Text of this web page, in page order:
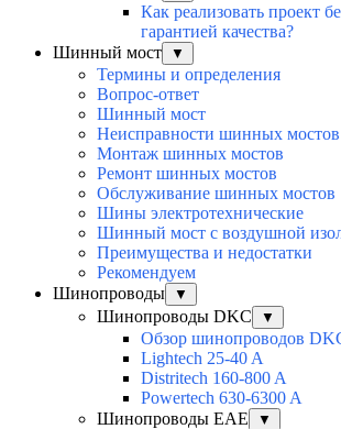
Как реализовать проект
гарантией качества?
Шинный мост
▼
Термины и определения
Вопрос-ответ
Шинный мост
Неисправности шинных мостов
Монтаж шинных мостов
Ремонт шинных мостов
Обслуживание шинных мостов
Шины электротехнические
Шинный мост с воздушной
Преимущества и недостатки
Рекомендуем
Шинопроводы
▼
Шинопроводы DKC ▼
Обзор шинопроводов
Lightech 25-40 A
Distritech 160-800 A
Powertech 630-6300 A
Шинопроводы EAE
▼